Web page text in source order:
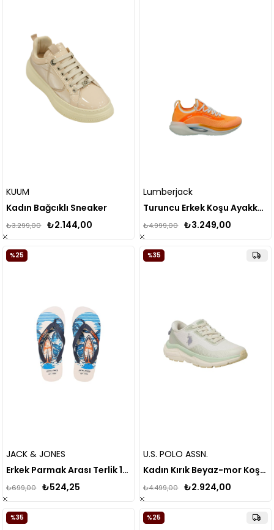
KUUM
Kadın Bağcıklı Sneaker
₺2.144,00
₺3.299,00
Lumberjack
Turuncu Erkek Koşu Ayakkabısı FEROW 4FX
₺3.249,00
₺4.999,00
JACK & JONES
Erkek Parmak Arası Terlik 12230644
₺524,25
₺699,00
%25
U.S. POLO ASSN.
Kadın Kırık Beyaz-mor Koşu&antrenman Ayakkabı
₺2.924,00
₺4.499,00
%35
%35 %25